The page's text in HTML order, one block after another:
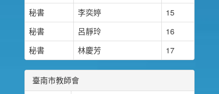
秘書
李奕婷
15
秘書
呂靜玲
16
秘書
林慶芳 17
臺南市教師會